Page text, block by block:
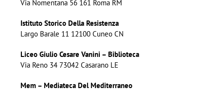
Via Nomentana 56 161 Roma RM
Istituto Storico Della Resistenza
Largo Barale 11 12100 Cuneo CN
Liceo Giulio Cesare Vanini – Biblioteca
Via Reno 34 73042 Casarano LE
Mem – Mediateca Del Mediterraneo